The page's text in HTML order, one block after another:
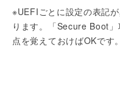
※UEFIごとに設定の表記
ります。「Secure Boot
点を覚えておけばOKです。